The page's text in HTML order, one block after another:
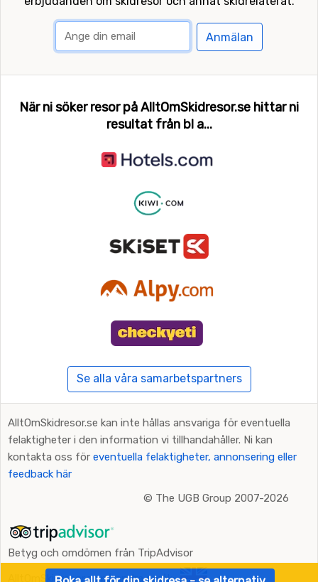
Anmälan
När ni söker resor på AlltOmSkidresor.se hittar ni
resultat från bl a...
Se alla våra samarbetspartners
AlltOmSkidresor.se kan inte hållas ansvariga för eventuella
felaktigheter i den information vi tillhandahåller. Ni kan
kontakta oss för eventuella felaktigheter, annonsering eller
feedback här
© The UGB Group 2007-2026
Betyg och omdömen från TripAdvisor
AlltOmSkidresor.se på andra språk: